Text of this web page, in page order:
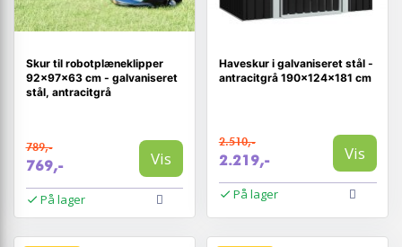
Skur til robotplæneklipper
92×97×63 cm - galvaniseret
stål, antracitgrå
789,-
769,- Vis
På lager
Haveskur i galvaniseret stål -
antracitgrå 190×124×181 cm
2.510,-
2.219,- Vis
På lager